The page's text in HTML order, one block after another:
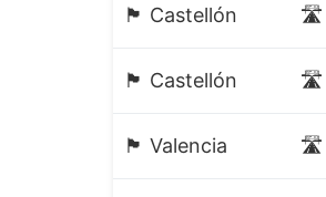
🏴 Castellón 🛣️
🏴 Castellón 🛣️
🏴 Valencia 🛣️